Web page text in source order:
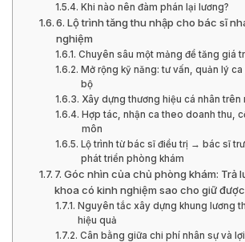
Khi nào nên đàm phán lại lương?
6. Lộ trình tăng thu nhập cho bác sĩ
nghiệm
Chuyên sâu một mảng để tăng giá
Mở rộng kỹ năng: tư vấn, quản lý
bộ
Xây dựng thương hiệu cá nhân trên
Hợp tác, nhận ca theo doanh thu,
môn
Lộ trình từ bác sĩ điều trị → bác sĩ
phát triển phòng khám
7. Góc nhìn của chủ phòng khám: Trả
khoa có kinh nghiệm sao cho giữ
Nguyên tắc xây dựng khung lương
hiệu quả
Cân bằng giữa chi phí nhân sự và